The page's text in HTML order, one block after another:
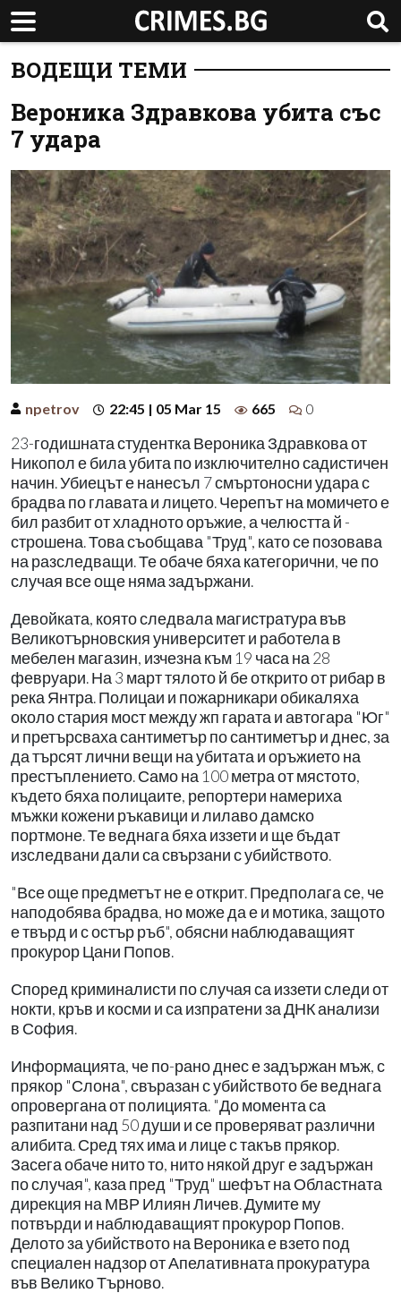
ВОДЕЩИ ТЕМИ
Вероника Здравкова убита със
7 удара
npetrov 22:45 | 05 Mar 15 665 0
23-годишната студентка Вероника Здравкова от
Никопол е била убита по изключително садистичен
начин. Убиецът е нанесъл 7 смъртоносни удара с
брадва по главата и лицето. Черепът на момичето е
бил разбит от хладното оръжие, а челюстта й -
строшена. Това съобщава "Труд", като се позовава
на разследващи. Те обаче бяха категорични, че по
случая все още няма задържани.
Девойката, която следвала магистратура във
Великотърновския университет и работела в
мебелен магазин, изчезна към 19 часа на 28
февруари. На 3 март тялото й бе открито от рибар в
река Янтра. Полицаи и пожарникари обикаляха
около стария мост между жп гарата и автогара "Юг"
и претърсваха сантиметър по сантиметър и днес, за
да търсят лични вещи на убитата и оръжието на
престъплението. Само на 100 метра от мястото,
където бяха полицаите, репортери намериха
мъжки кожени ръкавици и лилаво дамско
портмоне. Те веднага бяха иззети и ще бъдат
изследвани дали са свързани с убийството.
"Все още предметът не е открит. Предполага се, че
наподобява брадва, но може да е и мотика, защото
е твърд и с остър ръб", обясни наблюдаващият
прокурор Цани Попов.
Според криминалисти по случая са иззети следи от
нокти, кръв и косми и са изпратени за ДНК анализи
в София.
Информацията, че по-рано днес е задържан мъж, с
прякор "Слона", свъразан с убийството бе веднага
опровергана от полицията. "До момента са
разпитани над 50 души и се проверяват различни
алибита. Сред тях има и лице с такъв прякор.
Засега обаче нито то, нито някой друг е задържан
по случая", каза пред "Труд" шефът на Областната
дирекция на МВР Илиян Личев. Думите му
потвърди и наблюдаващият прокурор Попов.
Делото за убийството на Вероника е взето под
специален надзор от Апелативната прокуратура
във Велико Търново.